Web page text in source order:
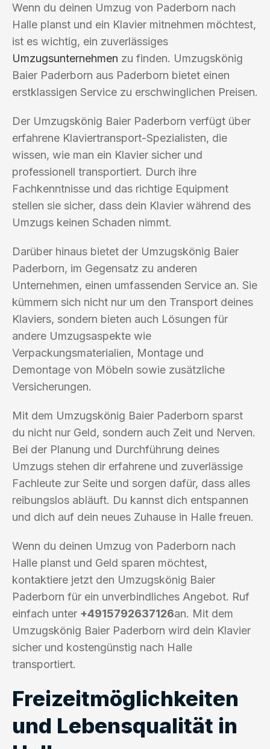
Wenn du deinen Umzug von Paderborn nach
Halle planst und ein Klavier mitnehmen möchtest,
ist es wichtig, ein zuverlässiges
Umzugsunternehmen zu finden. Umzugskönig
Baier Paderborn aus Paderborn bietet einen
erstklassigen Service zu erschwinglichen Preisen.
Der Umzugskönig Baier Paderborn verfügt über
erfahrene Klaviertransport-Spezialisten, die
wissen, wie man ein Klavier sicher und
professionell transportiert. Durch ihre
Fachkenntnisse und das richtige Equipment
stellen sie sicher, dass dein Klavier während des
Umzugs keinen Schaden nimmt.
Darüber hinaus bietet der Umzugskönig Baier
Paderborn, im Gegensatz zu anderen
Unternehmen, einen umfassenden Service an. Sie
kümmern sich nicht nur um den Transport deines
Klaviers, sondern bieten auch Lösungen für
andere Umzugsaspekte wie
Verpackungsmaterialien, Montage und
Demontage von Möbeln sowie zusätzliche
Versicherungen.
Mit dem Umzugskönig Baier Paderborn sparst
du nicht nur Geld, sondern auch Zeit und Nerven.
Bei der Planung und Durchführung deines
Umzugs stehen dir erfahrene und zuverlässige
Fachleute zur Seite und sorgen dafür, dass alles
reibungslos abläuft. Du kannst dich entspannen
und dich auf dein neues Zuhause in Halle freuen.
Wenn du deinen Umzug von Paderborn nach
Halle planst und Geld sparen möchtest,
kontaktiere jetzt den Umzugskönig Baier
Paderborn für ein unverbindliches Angebot. Ruf
einfach unter +4915792637126an. Mit dem
Umzugskönig Baier Paderborn wird dein Klavier
sicher und kostengünstig nach Halle
transportiert.
Freizeitmöglichkeiten
und Lebensqualität in